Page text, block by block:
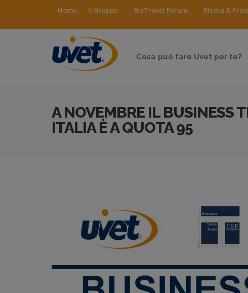
Home Il Gruppo BizTravel Forum Media &
Cosa può fare Uvet per te?
A NOVEMBRE IL BUSINESS
ITALIA È A QUOTA 95